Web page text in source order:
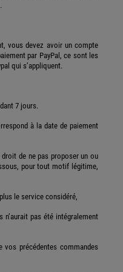
vous devez avoir un compte
par PayPal, ce sont les
qui s’appliquent.
7 jours.
à la date de paiement
de ne pas proposer un ou
pour tout motif légitime,
le service considéré,
n’aurait pas été intégralement
précédentes commandes